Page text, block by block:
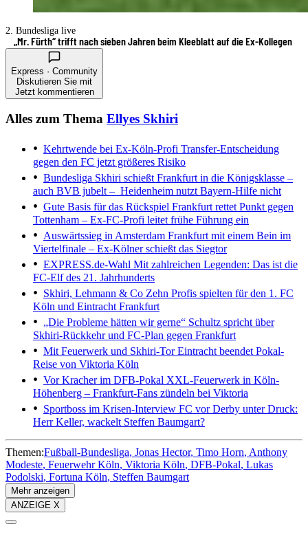
2. Bundesliga live
„Mr. Fürth“ trifft nach sieben Jahren beim Kleeblatt auf die Ex-Kollegen
Express · Community
Diskutieren Sie mit
Jetzt kommentieren
Alles zum Thema Ellyes Skhiri
Kehrtwende bei Ex-Köln-Profi Transfer-Entscheidung
gegen den FC jetzt größeres Risiko
Bundesliga Skhiri schießt Frankfurt in die Königsklasse –
auch BVB jubelt – Heidenheim nutzt Bayern-Hilfe nicht
Gute Basis für das Rückspiel Frankfurt rettet Punkt gegen
Tottenham – Ex-FC-Profi leitet frühe Führung ein
Auswärtssieg in Amsterdam Frankfurt mit einem Bein im
Viertelfinale – Ex-Kölner schießt das Siegtor
EXPRESS.de-Wahl Mit zahlreichen Legenden: Das ist die
FC-Elf des 21. Jahrhunderts
Skhiri, Lehmann & Co Zehn Profis spielten für den 1. FC
Köln und Eintracht Frankfurt
„Die Probleme hätten wir gerne“ Schultz spricht über
Skhiri-Rückkehr und FC-Plan gegen Frankfurt
Mit Feuerwerk und Skhiri-TorEintracht beendet Pokal-
Reise von Viktoria Köln
Vor Kracher im DFB-Pokal XXL-Feuerwerk in Köln-
Höhenberg – Frankfurt-Fans zündeln bei Viktoria
Sportboss im Krisen-Interview FC vor Derby unter Druck:
Herr Keller, wackelt Steffen Baumgart?
Themen:Fußball-Bundesliga Jonas Hector Timo Horn Anthony
Modeste Feuerwehr Köln Viktoria Köln DFB-Pokal Lukas
Podolski Fortuna Köln Steffen Baumgart
Mehr anzeigen
ANZEIGE X